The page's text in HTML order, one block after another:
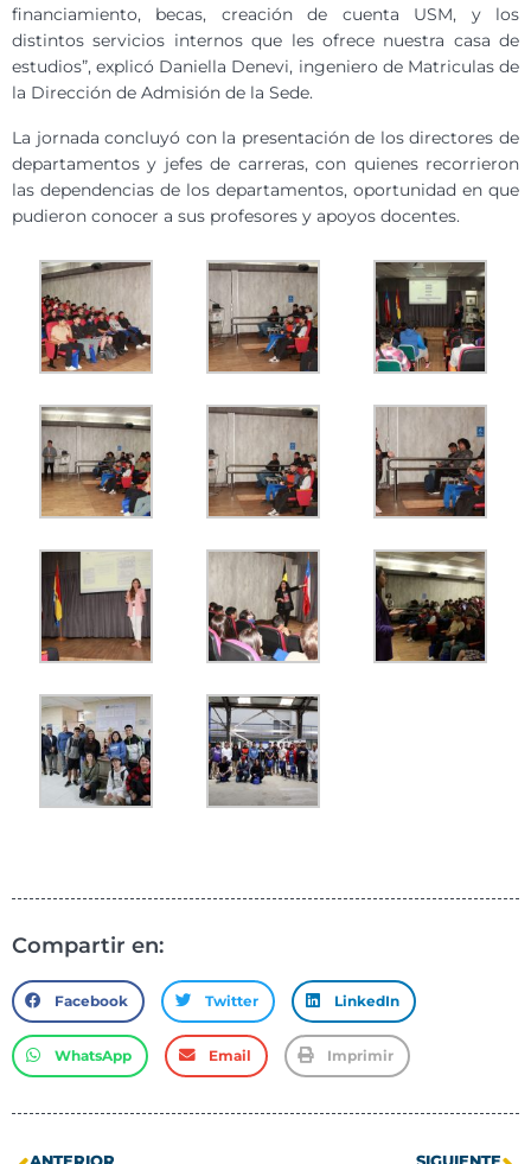
financiamiento, becas, creación de cuenta USM, y los
distintos servicios internos que les ofrece nuestra casa de
estudios”, explicó Daniella Denevi, ingeniero de Matriculas de
la Dirección de Admisión de la Sede.
La jornada concluyó con la presentación de los directores de
departamentos y jefes de carreras, con quienes recorrieron
las dependencias de los departamentos, oportunidad en que
pudieron conocer a sus profesores y apoyos docentes.
Compartir en:
Facebook Twitter LinkedIn
WhatsApp Email Imprimir
ANTERIOR SIGUIENTE